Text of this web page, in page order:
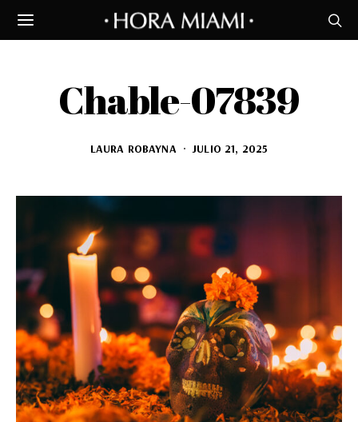
Chable-07839
LAURA ROBAYNA JULIO 21, 2025